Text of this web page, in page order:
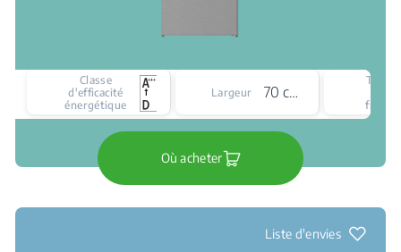
Classe
d'efficacité
énergétique
Largeur 70 cm
Type
froid
Où acheter
Liste d'envies